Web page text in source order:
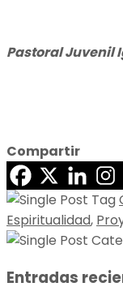
Pastoral Juvenil
Compartir
Espiritualidad,
Entradas